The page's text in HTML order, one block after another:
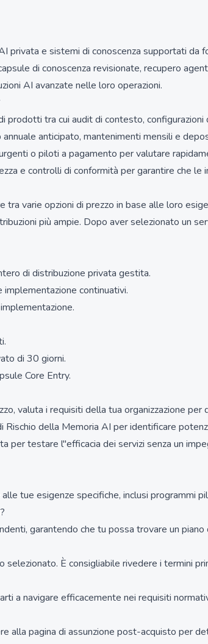
privata e sistemi di conoscenza supportati
di conoscenza revisionate, recupero
AI avanzate nelle loro operazioni.
tra cui audit di contesto,
anticipato, mantenimenti mensili e
o piloti a pagamento per valutare
e controlli di conformità per garantire che
varie opzioni di prezzo in base alle loro
più ampie. Dopo aver selezionato un
di distribuzione privata gestita.
continuativi.
di 30 giorni.
Core Entry.
valuta i requisiti della tua organizzazione
della Memoria AI per identificare
per testare l''efficacia dei servizi senza un
tue esigenze specifiche, inclusi programmi
garantendo che tu possa trovare un
È consigliabile rivedere i termini
a navigare efficacemente nei requisiti
alla pagina di assunzione post-acquisto per